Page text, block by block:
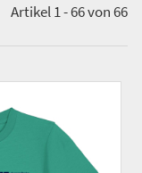
Artikel 1 - 66 von 66